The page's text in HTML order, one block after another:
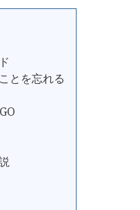
とを忘れる